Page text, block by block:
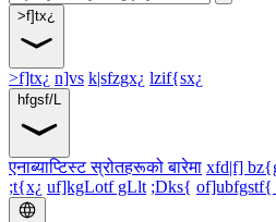
>f]tx¿
>f]tx¿ n]vs k|sfzgx¿ lzif{sx¿
hfgsf/L
एनाब्याप्टिस्ट स्रोतहरूको बारेमा xfd|f]
;t{x¿ uf]kgLotf gLlt ;Dks{ of]ubfgstf{